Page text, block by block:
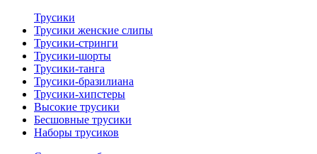
Трусики
Трусики женские слипы
Трусики-стринги
Трусики-шорты
Трусики-танга
Трусики-бразилиана
Трусики-хипстеры
Высокие трусики
Бесшовные трусики
Наборы трусиков